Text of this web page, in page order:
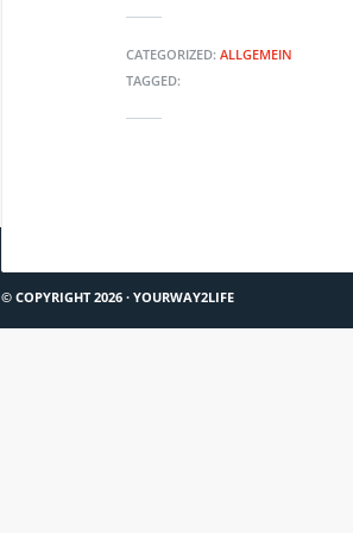
CATEGORIZED: ALLGEMEIN
TAGGED:
© COPYRIGHT 2026 · YOURWAY2LIFE